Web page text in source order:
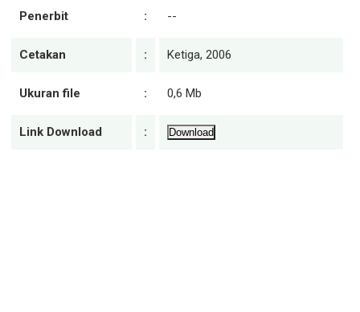
Penerbit : --
Cetakan : Ketiga, 2006
Ukuran file : 0,6 Mb
Link Download : Download